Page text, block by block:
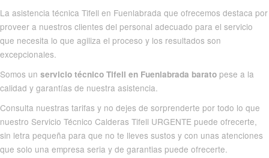
La asistencia técnica Tifell en Fuenlabrada que ofrecemos destaca por
proveer a nuestros clientes del personal adecuado para el servicio
que necesita lo que agiliza el proceso y los resultados son
excepcionales.
Somos un servicio técnico Tifell en Fuenlabrada barato pese a la
calidad y garantías de nuestra asistencia.
Consulta nuestras tarifas y no dejes de sorprenderte por todo lo que
nuestro Servicio Técnico Calderas Tifell URGENTE puede ofrecerte,
sin letra pequeña para que no te lleves sustos y con unas atenciones
que solo una empresa seria y de garantias puede ofrecerte.